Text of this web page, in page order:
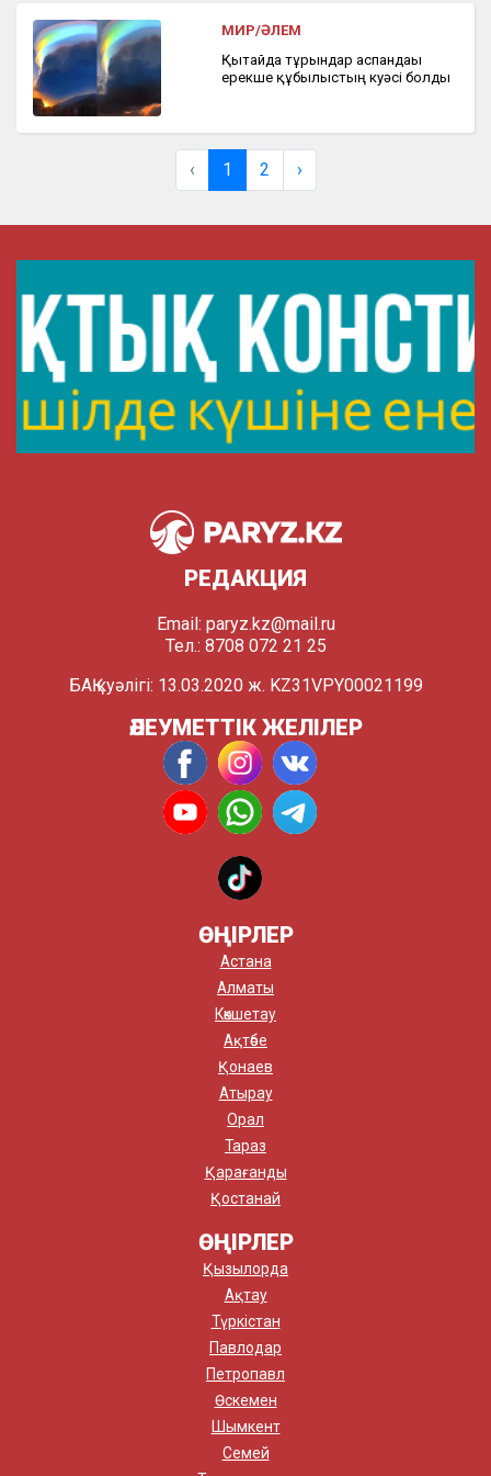
МИР/ӘЛЕМ
Қытайда тұрғындар аспандағы
ерекше құбылыстың куәсі болды
‹ 1 2 ›
РЕДАКЦИЯ
Email: paryz.kz@mail.ru
Тел.: 8708 072 21 25
БАҚ куәлігі: 13.03.2020 ж. KZ31VPY00021199
ӘЛЕУМЕТТІК ЖЕЛІЛЕР
ӨҢІРЛЕР
Астана
Алматы
Көкшетау
Ақтөбе
Қонаев
Атырау
Орал
Тараз
Қарағанды
Қостанай
ӨҢІРЛЕР
Қызылорда
Ақтау
Түркістан
Павлодар
Петропавл
Өскемен
Шымкент
Семей